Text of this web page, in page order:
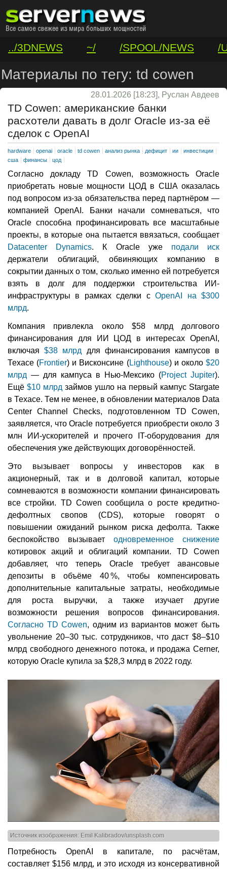
../3DNEWS ~/ /SPOOL/NEWS
/
/VAR/CONTACT
Материалы по тегу: td cowen
28.01.2026 [18:23], Руслан Авдеев
TD Cowen: американские банки
расхотели давать в долг Oracle из-за её
сделок с OpenAI
hardware openai oracle td cowen анализ рынка дефицит ии
инвестиции
сша
финансы цод
Согласно докладу TD Cowen, возможность Oracle
приобретать новые мощности ЦОД в США оказалась
под вопросом из-за обязательства перед партнёром —
компанией OpenAI. Банки начали сомневаться, что
Oracle способна профинансировать все масштабные
проекты, в которые она пытается ввязаться, сообщает
Datacenter Dynamics. К Oracle уже подали иск
держатели облигаций, обвиняющих компанию в
сокрытии данных о том, сколько именно ей потребуется
взять в долг для поддержки строительства ИИ-
инфраструктуры в рамках сделки сOpenAI на $300
млрд.
Компания привлекла около $58 млрд долгового
финансирования для ИИ ЦОД в интересах OpenAI,
включая$38 млрд для финансирования кампусов в
Техасе (Frontier) и Висконсине (Lighthouse) и около$20
млрд — для кампуса в Нью-Мексико (Project Jupiter).
Ещё $10 млрд займов ушло на первый кампус Stargate
в Техасе. Тем не менее, в обновлении материалов Data
Center Channel Checks, подготовленном TD Cowen,
заявляется, что Oracle потребуется приобрести около 3
млн ИИ-ускорителей и прочего IT-оборудования для
обеспечения уже действующих договорённостей.
Это вызывает вопросы у инвесторов как в
акционерный, так и в долговой капитал, которые
сомневаются в возможности компании финансировать
все стройки. TD Cowen сообщила о росте кредитно-
дефолтных свопов (CDS), которые говорят о
повышении ожиданий рынком риска дефолта. Также
беспокойство вызывает одновременное снижение
котировок акций и облигаций компании. TD Cowen
добавляет, что теперь Oracle требует авансовые
депозиты в объёме 40 %, чтобы компенсировать
дополнительные капитальные затраты, необходимые
для роста выручки, а также изучает другие
возможности решения вопросов финансирования.
Согласно TD Cowen, одним из вариантов может быть
увольнение 20–30 тыс. сотрудкников, что даст $8–$10
млрд свободного денежного потока, и продажа Cerner,
которую Oracle купила за $28,3 млрд в 2022 году.
Источник изображения: Emil Kalibradov/unsplash.com
Потребность OpenAI в капитале, по расчётам,
составляет $156 млрд, и это исходя из консервативной